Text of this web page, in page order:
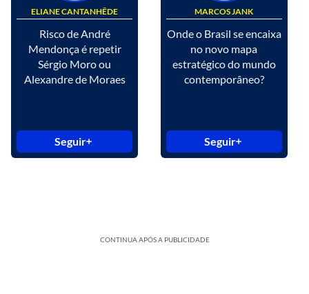
ELIANE CANTANHÊDE
Risco de André
Mendonça é repetir
Sérgio Moro ou
Alexandre de Moraes
Seguir
MARCOS JANK
Onde o Brasil se encaixa
no novo mapa
estratégico do mundo
contemporâneo?
Seguir
CONTINUA APÓS A PUBLICIDADE